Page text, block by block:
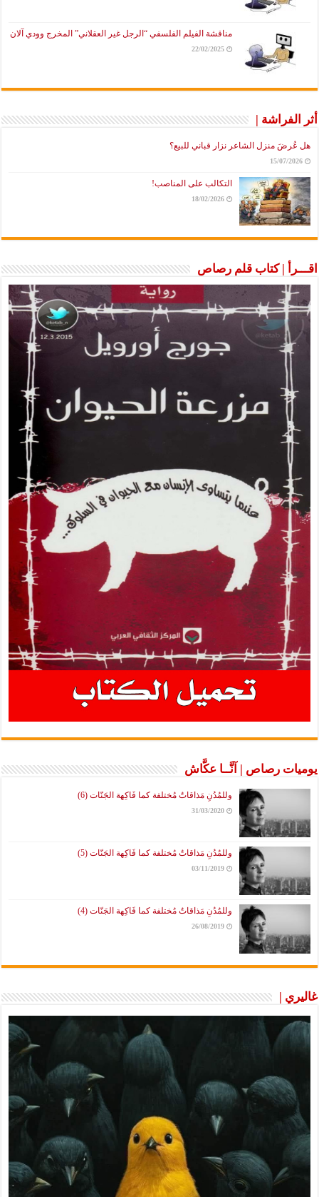
مناقشة الفيلم الفلسفي “الرجل غير العقلاني” المخرج وودي آلان
22/02/2025
أثر الفراشة |
هل عُرضَ منزل الشاعر نزار قباني للبيع؟
15/07/2026
التكالب على المناصب!
18/02/2026
اقـــرأ | كتاب قلم رصاص
يوميات رصاص | آنَّــا عكَّاش
وللمُدُنِ مَذاقاتٌ مُختلفة كما فَاكِهة الجَنّات (6)
31/03/2020
وللمُدُنِ مَذاقاتٌ مُختلفة كما فَاكِهة الجَنّات (5)
03/11/2019
وللمُدُنِ مَذاقاتٌ مُختلفة كما فَاكِهة الجَنّات (4)
26/08/2019
غاليري |